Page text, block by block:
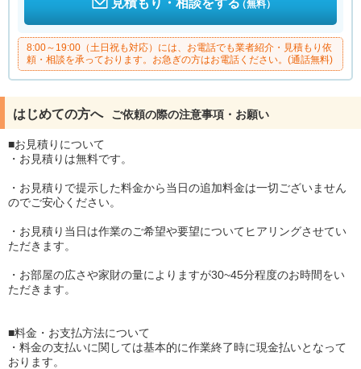
見積もり・相談をする（無料）
8:00～19:00（土日祝も対応）には、お電話でも業者紹介・見積もり依
頼・相談を承っております。お急ぎの方はお電話ください。(通話無料)
はじめての方へ ご依頼の際の注意事項・お願い
■お見積りについて
・お見積りは無料です。
・お見積りで提示した料金から当日の追加料金は一切ございません
のでご安心ください。
・お見積り当日は作業のご希望や要望についてヒアリングさせてい
ただきます。
・お部屋の広さや家財の量によりますが30~45分程度のお時間をい
ただきます。
■料金・お支払方法について
・料金の支払いに関しては基本的に作業終了時に現金払いとなって
おります。